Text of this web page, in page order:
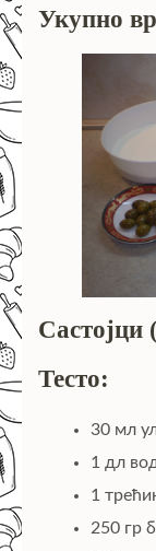
Укупно
Састојци
Тесто:
30 мл
1 дл
1
250 гр